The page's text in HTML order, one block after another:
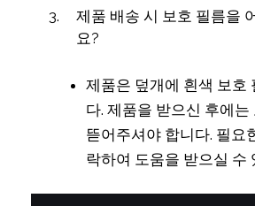
제품 배송 시 보호 필름을
요?
제품은 덮개에 흰색 보호
다. 제품을 받으신 후에는
뜯어주셔야 합니다. 필요
락하여 도움을 받으실 수